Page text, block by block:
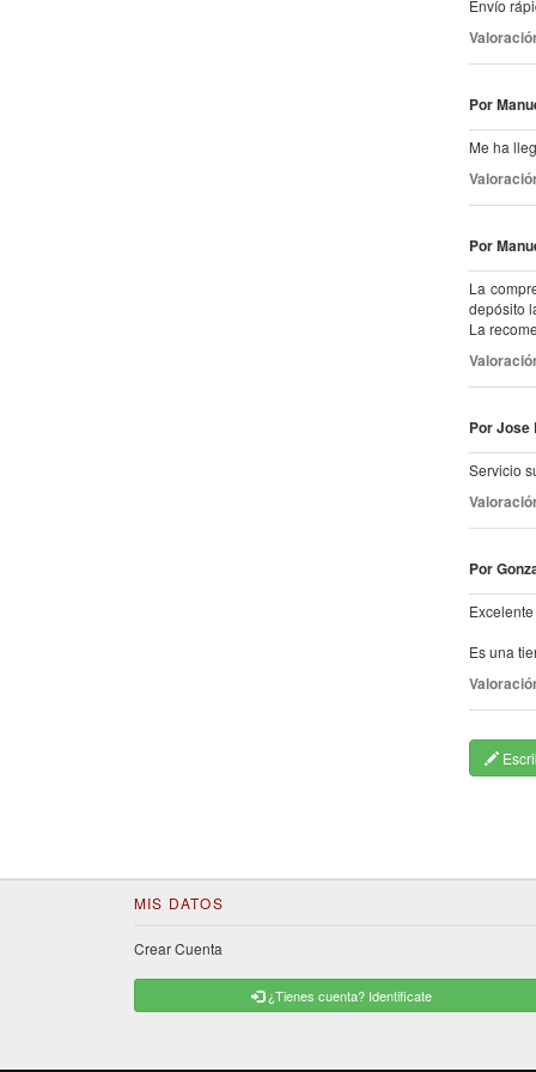
Envío
Por
Me ha
Por
La
depósito
La
Por Jose
Servicio
Por
Es una
MIS DATOS
Crear Cuenta
¿Tienes cuenta? Identificate